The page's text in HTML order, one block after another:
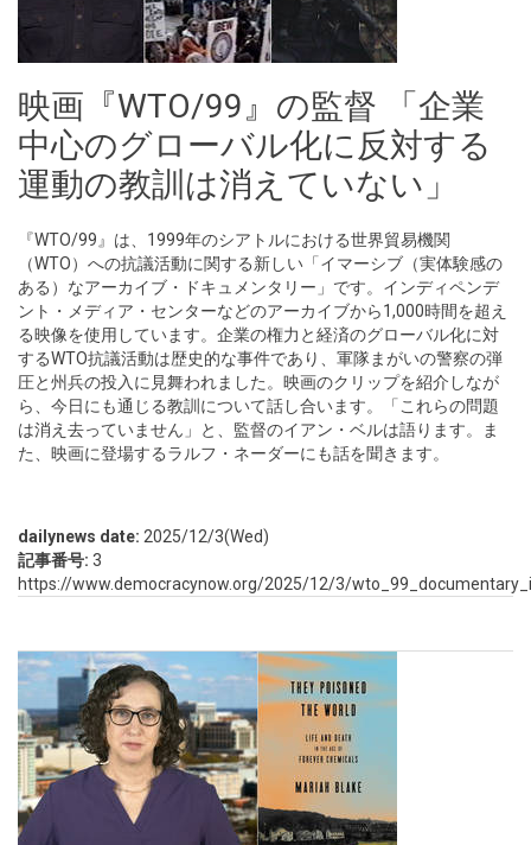
映画『WTO/99』の監督 「企業
中心のグローバル化に反対する
運動の教訓は消えていない」
『WTO/99』は、1999年のシアトルにおける世界貿易機関
（WTO）への抗議活動に関する新しい「イマーシブ（実体験感の
ある）なアーカイブ・ドキュメンタリー」です。インディペンデ
ント・メディア・センターなどのアーカイブから1,000時間を超え
る映像を使用しています。企業の権力と経済のグローバル化に対
するWTO抗議活動は歴史的な事件であり、軍隊まがいの警察の弾
圧と州兵の投入に見舞われました。映画のクリップを紹介しなが
ら、今日にも通じる教訓について話し合います。「これらの問題
は消え去っていません」と、監督のイアン・ベルは語ります。ま
た、映画に登場するラルフ・ネーダーにも話を聞きます。
dailynews date: 2025/12/3(Wed)
記事番号: 3
https://www.democracynow.org/2025/12/3/